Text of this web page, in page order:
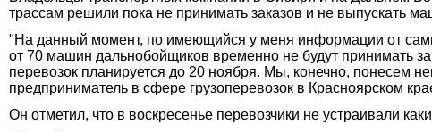
трассам решили пока не принимать заказов и не выпускать
"На данный момент, по имеющийся у меня информации от
от 70 машин дальнобойщиков временно не будут принимать
перевозок планируется до 20 ноября. Мы, конечно, понесем
предприниматель в сфере грузоперевозок в Красноярском
Он отметил, что в воскресенье перевозчики не устраивали